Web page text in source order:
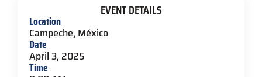
EVENT DETAILS
Location
Campeche, México
Date
April 3, 2025
Time